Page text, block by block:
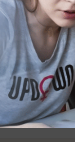
вчера в 13:30